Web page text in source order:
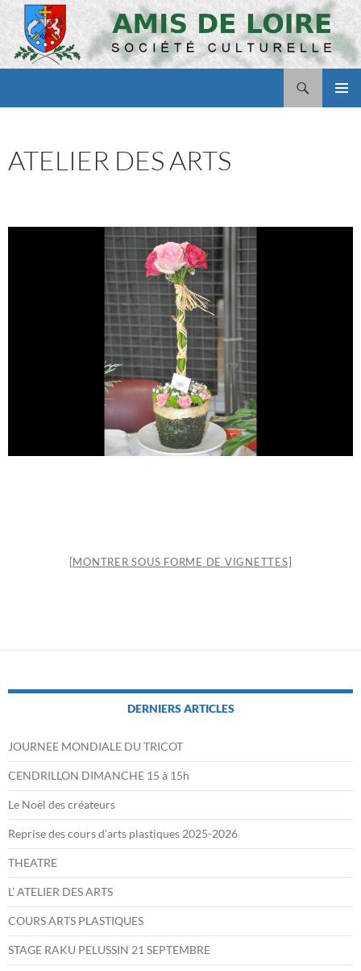
Aller
contenu
ATELIER DES ARTS
[MONTRER SOUS FORME DE VIGNETTES]
DERNIERS ARTICLES
JOURNEE MONDIALE DU TRICOT
CENDRILLON DIMANCHE 15 à 15h
Le Noël des créateurs
Reprise des cours d’arts plastiques 2025-2026
THEATRE
L’ ATELIER DES ARTS
COURS ARTS PLASTIQUES
STAGE RAKU PELUSSIN 21 SEPTEMBRE